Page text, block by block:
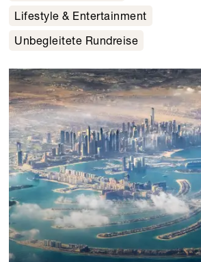
Lifestyle & Entertainment
Unbegleitete Rundreise